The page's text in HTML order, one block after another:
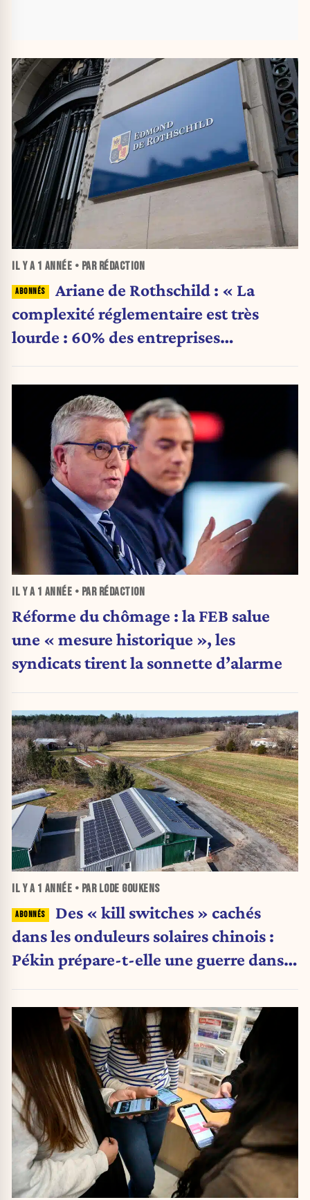
IL Y A 1 ANNÉE • PAR RÉDACTION
Ariane de Rothschild : « La
complexité réglementaire est très
lourde : 60% des entreprises
réglementations comme un frein à
l’investissement »
IL Y A 1 ANNÉE • PAR RÉDACTION
Réforme du chômage : la FEB salue
une « mesure historique », les
syndicats tirent la sonnette d’alarme
IL Y A 1 ANNÉE • PAR LODE GOUKENS
Des « kill switches » cachés
dans les onduleurs solaires chinois :
Pékin prépare-t-elle une guerre dans